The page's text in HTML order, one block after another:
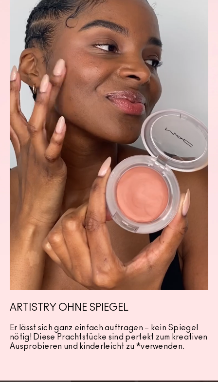
ARTISTRY OHNE SPIEGEL
Er lässt sich ganz einfach auftragen – kein Spiegel
nötig! Diese Prachtstücke sind perfekt zum kreativen
Ausprobieren und kinderleicht zu *verwenden.